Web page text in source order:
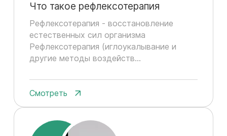
Что такое рефлексотерапия
Рефлексотерапия - восстановление
естественных сил организма
Рефлексотерапия (иглоукалывание и
другие методы воздейств...
Смотреть